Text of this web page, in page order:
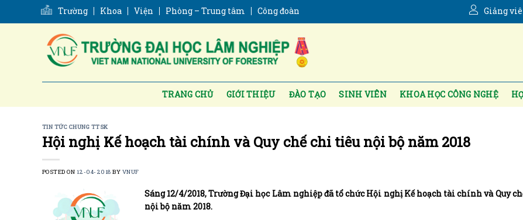
Trường Khoa Viện Phòng – Trung tâm Công đoàn Giảng
TRANG CHỦ GIỚI THIỆU ĐÀO TẠO SINH VIÊN KHOA HỌC CÔNG NGHỆ
TIN TỨC CHUNG TTSK
Hội nghị Kế hoạch tài chính và Quy chế chi tiêu nội bộ năm 2018
POSTED ON 12-04-2018 BY VNUF
Sáng 12/4/2018, Trường Đại học Lâm nghiệp đã tổ chức Hội nghị Kế hoạch tài chính và Quy
nội bộ năm 2018.